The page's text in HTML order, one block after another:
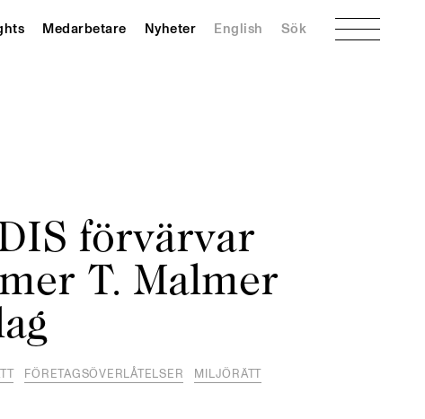
Medarbetare Nyheter English Sök Meny
förvärvar
T. Malmer
FÖRETAGSÖVERLÅTELSER MILJÖRÄTT